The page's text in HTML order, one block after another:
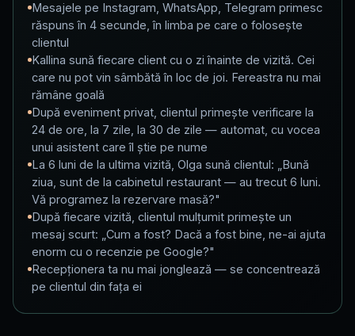
Mesajele pe Instagram, WhatsApp, Telegram primesc
răspuns în 4 secunde, în limba pe care o folosește
clientul
Kallina sună fiecare client cu o zi înainte de vizită. Cei
care nu pot vin sâmbătă în loc de joi. Fereastra nu mai
rămâne goală
După eveniment privat, clientul primește verificare la
24 de ore, la 7 zile, la 30 de zile — automat, cu vocea
unui asistent care îl știe pe nume
La 6 luni de la ultima vizită, Olga sună clientul: „Bună
ziua, sunt de la cabinetul restaurant — au trecut 6 luni.
Vă programez la rezervare masă?"
După fiecare vizită, clientul mulțumit primește un
mesaj scurt: „Cum a fost? Dacă a fost bine, ne-ai ajuta
enorm cu o recenzie pe Google?"
Recepționera ta nu mai jonglează — se concentrează
pe clientul din fața ei